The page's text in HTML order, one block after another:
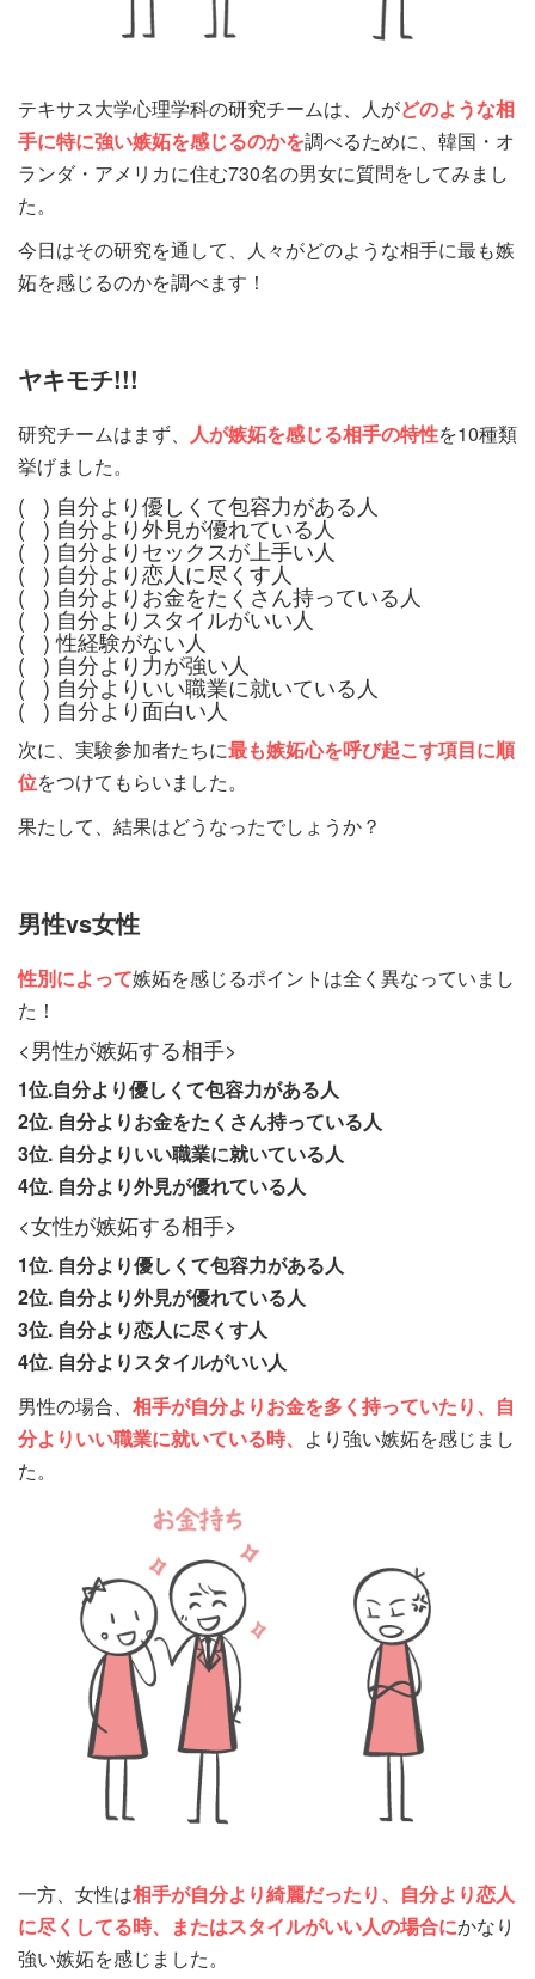
テキサス大学心理学科の研究チームは、人がどのような相
手に特に強い嫉妬を感じるのかを調べるために、韓国・オ
ランダ・アメリカに住む730名の男女に質問をしてみまし
た。
今日はその研究を通して、人々がどのような相手に最も嫉
妬を感じるのかを調べます！
ヤキモチ!!!
研究チームはまず、 人が嫉妬を感じる相手の特性を10種類
挙げました。
( ) 自分より優しくて包容力がある人
( ) 自分より外見が優れている人
( ) 自分よりセックスが上手い人
( ) 自分より恋人に尽くす人
( ) 自分よりお金をたくさん持っている人
( ) 自分よりスタイルがいい人
( ) 性経験がない人
( ) 自分より力が強い人
( ) 自分よりいい職業に就いている人
( ) 自分より面白い人
次に、実験参加者たちに最も嫉妬心を呼び起こす項目に順
位をつけてもらいました。
果たして、結果はどうなったでしょうか？
男性vs女性
性別によって嫉妬を感じるポイントは全く異なっていまし
た！
<男性が嫉妬する相手>
1位.自分より優しくて包容力がある人
2位. 自分よりお金をたくさん持っている人
3位. 自分よりいい職業に就いている人
4位. 自分より外見が優れている人
<女性が嫉妬する相手>
1位. 自分より優しくて包容力がある人
2位. 自分より外見が優れている人
3位. 自分より恋人に尽くす人
4位. 自分よりスタイルがいい人
男性の場合、 相手が自分よりお金を多く持っていたり、自
分よりいい職業に就いている時、 より強い嫉妬を感じまし
た。
一方、女性は相手が自分より綺麗だったり、自分より恋人
に尽くしてる時、またはスタイルがいい人の場合にかなり
強い嫉妬を感じました。